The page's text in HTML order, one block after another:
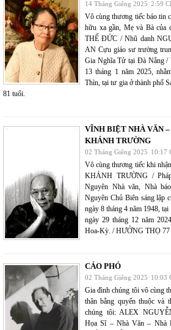
14 Tháng Giêng 2025 2:59
Vô cùng thương tiếc báo tin
hữu xa gần, Mẹ và Bà
THẾ ĐỨC / Nhũ danh
AN Cựu giáo sư trường
Gia Nghĩa Tử tại Đà Nẵng /
13 tháng 1 năm 2025,
Thìn, tại tư gia ở thành phố
81 tuổi.
VĨNH BIỆT NHÀ VĂN –
KHÁNH TRƯỜNG
02 Tháng Giêng 2025 10:17
Vô cùng thương tiếc khi
KHÁNH TRƯỜNG /
Nguyên Nhà văn, Nhà
Nguyên Chủ Biên sáng lập
ngày 8 tháng 4 năm 1948,
ngày 29 tháng 12 năm
Hoa-Kỳ. / HƯỞNG THỌ 77
CÁO PHÓ
02 Tháng Giêng 2025 10:03
Gia đình chúng tôi vô cùng
thân bằng quyến thuộc và
chúng tôi: ALEX
Họa Sĩ – Nhà Văn – Nhà